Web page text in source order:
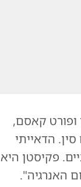
ופורט קאסם,
הדאייתי
פקיסטן היא
האנרגיה".